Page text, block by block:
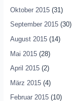
Oktober 2015(31)
September 2015(30)
August 2015(14)
Mai 2015(28)
April 2015(2)
März 2015(4)
Februar 2015(10)